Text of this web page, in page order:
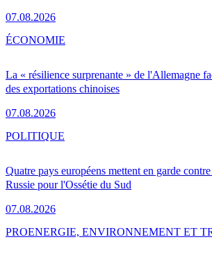
07.08.2026
La « résilience surprenante » de l'Allemagne
des exportations chinoises
07.08.2026
ÉCONOMIE
Quatre pays européens mettent en garde
Russie pour l'Ossétie du Sud
07.08.2026
POLITIQUE
PROENERGIE, ENVIRONNEMENT ET